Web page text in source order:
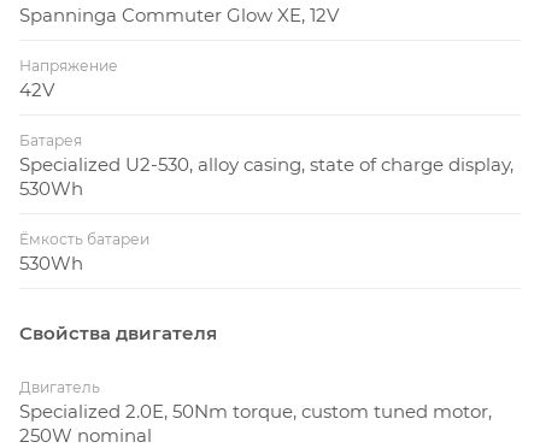
Spanninga Commuter Glow XE, 12V
Напряжение
42V
Батарея
Specialized U2-530, alloy casing, state of charge display,
530Wh
Ёмкость батареи
530Wh
Свойства двигателя
Двигатель
Specialized 2.0E, 50Nm torque, custom tuned motor,
250W nominal